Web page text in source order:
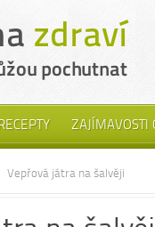
ZAJÍMAVOSTI
Vepřová játra na šalvěji